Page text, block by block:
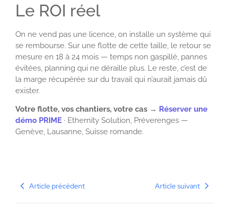
Le ROI réel
On ne vend pas une licence, on installe un système qui
se rembourse. Sur une flotte de cette taille, le retour se
mesure en 18 à 24 mois — temps non gaspillé, pannes
évitées, planning qui ne déraille plus. Le reste, c’est de
la marge récupérée sur du travail qui n’aurait jamais dû
exister.
Votre flotte, vos chantiers, votre cas → Réserver une
démo PRIME · Ethernity Solution, Préverenges —
Genève, Lausanne, Suisse romande.
Article précédent Article suivant